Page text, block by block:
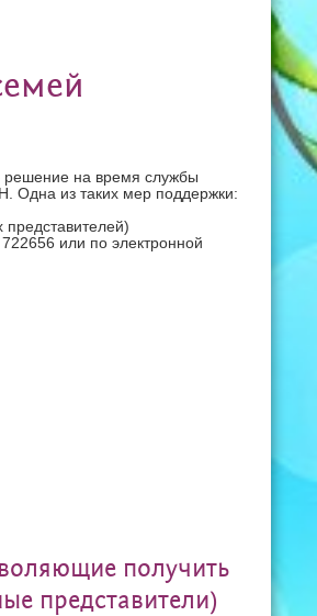
на время службы
из таких мер поддержки:
или по электронной
получить
представители)